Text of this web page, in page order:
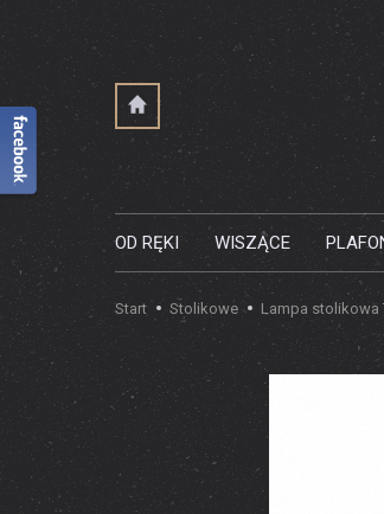
OD RĘKI WISZĄCE
Start Stolikowe Lampa stolikowa